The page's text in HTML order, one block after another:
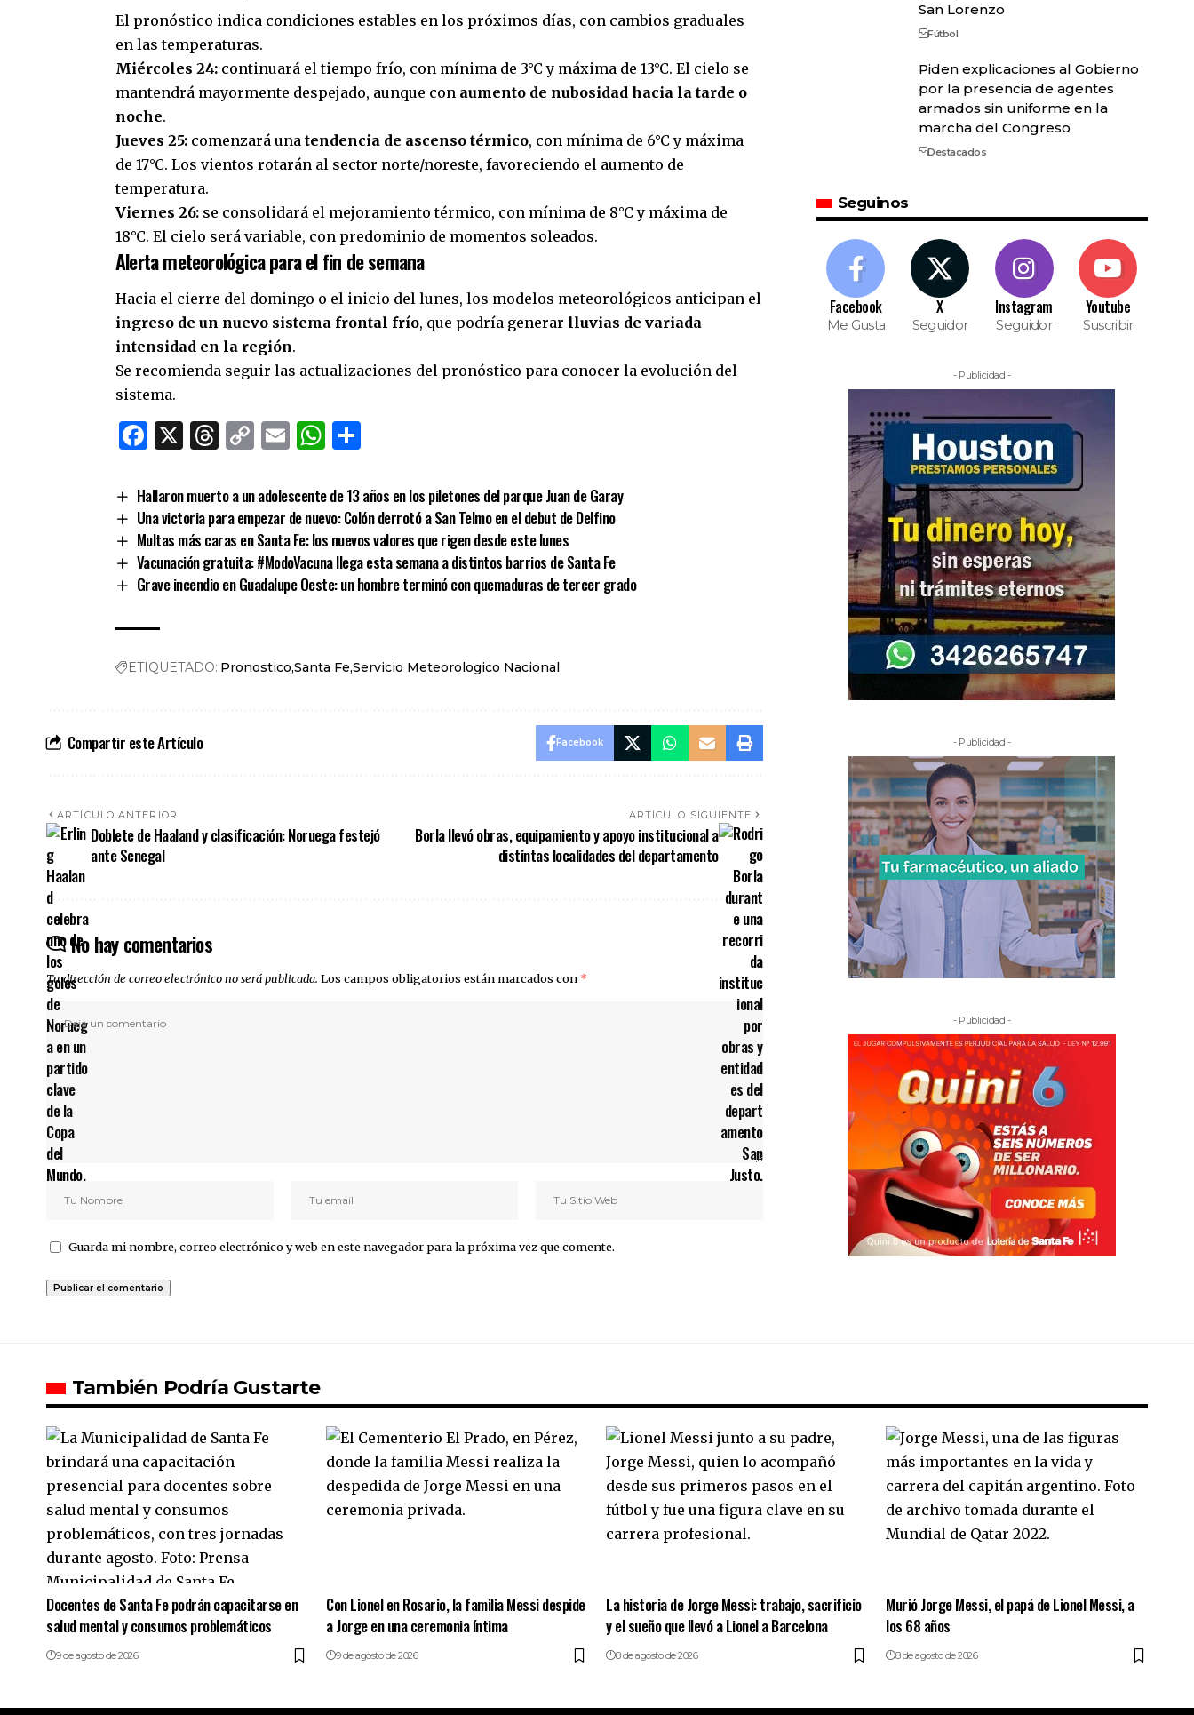
El pronóstico indica condiciones estables en los próximos días, con cambios graduales
en las temperaturas.
Miércoles 24: continuará el tiempo frío, con mínima de 3°C y máxima de 13°C. El cielo se
mantendrá mayormente despejado, aunque con aumento de nubosidad hacia la tarde o
noche.
Jueves 25: comenzará una tendencia de ascenso térmico, con mínima de 6°C y máxima
de 17°C. Los vientos rotarán al sector norte/noreste, favoreciendo el aumento de
temperatura.
Viernes 26: se consolidará el mejoramiento térmico, con mínima de 8°C y máxima de
18°C. El cielo será variable, con predominio de momentos soleados.
Alerta meteorológica para el fin de semana
Hacia el cierre del domingo o el inicio del lunes, los modelos meteorológicos anticipan el
ingreso de un nuevo sistema frontal frío, que podría generar lluvias de variada
intensidad en la región.
Se recomienda seguir las actualizaciones del pronóstico para conocer la evolución del
sistema.
Facebook
X Threads
CopyEmailWhatsApp
Hallaron muerto a un adolescente de 13 años en los piletones del parque Juan de Garay
Una victoria para empezar de nuevo: Colón derrotó a San Telmo en el debut de Delfino
Multas más caras en Santa Fe: los nuevos valores que rigen desde este lunes
Vacunación gratuita: #ModoVacuna llega esta semana a distintos barrios de Santa Fe
Grave incendio en Guadalupe Oeste: un hombre terminó con quemaduras de tercer grado
ETIQUETADO: Pronostico Santa Fe Servicio Meteorologico Nacional
Compartir este Artículo Facebook
ARTÍCULO ANTERIOR
Doblete de Haaland y clasificación: Noruega festejó
ante Senegal
ARTÍCULO SIGUIENTE
Borla llevó obras, equipamiento y apoyo institucional a
distintas localidades del departamento
No hay comentarios
Tu dirección de correo electrónico no será publicada. Los campos obligatorios están marcados con *
Guarda mi nombre, correo electrónico y web en este navegador para la próxima vez que comente.
San Lorenzo
Fútbol
Piden explicaciones al Gobierno
por la presencia de agentes
armados sin uniforme en la
marcha del Congreso
Destacados
Seguinos
Facebook
Me Gusta
X
Seguidor
Instagram
Seguidor
Youtube
Suscribir
- Publicidad -
- Publicidad -
- Publicidad -
También Podría Gustarte
Docentes de Santa Fe podrán capacitarse en
salud mental y consumos problemáticos
9 de agosto de 2026
Con Lionel en Rosario, la familia Messi despide
a Jorge en una ceremonia íntima
9 de agosto de 2026
La historia de Jorge Messi: trabajo, sacrificio
y el sueño que llevó a Lionel a Barcelona
8 de agosto de 2026
Murió Jorge Messi, el papá de Lionel Messi, a
los 68 años
8 de agosto de 2026